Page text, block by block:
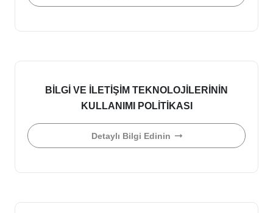
BİLGİ VE İLETİŞİM TEKNOLOJİLERİNİN
KULLANIMI POLİTİKASI
Detaylı Bilgi Edinin